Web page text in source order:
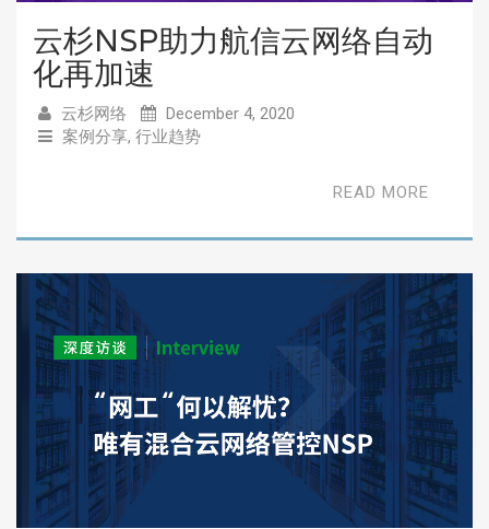
云杉NSP助力航信云网络自动
化再加速
云杉网络
December 4, 2020
案例分享, 行业趋势
READ MORE